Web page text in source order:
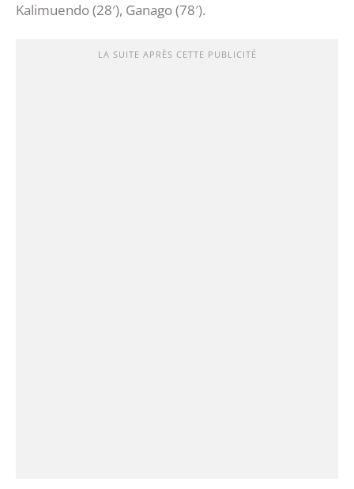
Kalimuendo (28′), Ganago (78′).
LA SUITE APRÈS CETTE PUBLICITÉ